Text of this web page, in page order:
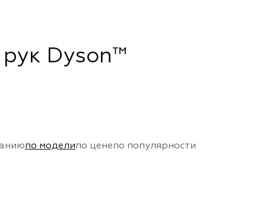
Dyson™
по моделипо ценепо популярности